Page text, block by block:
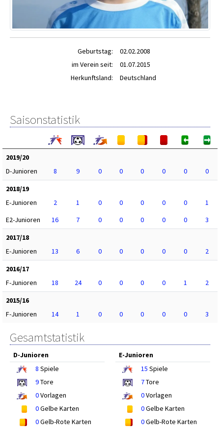
Geburtstag:
02.02.2008
im Verein seit:
01.07.2015
Herkunftsland:
Deutschland
Saisonstatistik
2019/20
D-Junioren
8 9 0 0 0 0 0
0
2018/19
E-Junioren
2 1 0 0 0 0 0
1
E2-Junioren
16 7 0 0 0 0 0
3
2017/18
E-Junioren
13 6 0 0 0 0 0
2
2016/17
F-Junioren
18 24 0 0 0 0 1
2
2015/16
F-Junioren
14 1 0 0 0 0 0 3
Gesamtstatistik
D-Junioren
8 Spiele
9Tore
0Vorlagen
0Gelbe Karten
0Gelb-Rote Karten
E-Junioren
15 Spiele
7Tore
0Vorlagen
0Gelbe Karten
0Gelb-Rote Karten